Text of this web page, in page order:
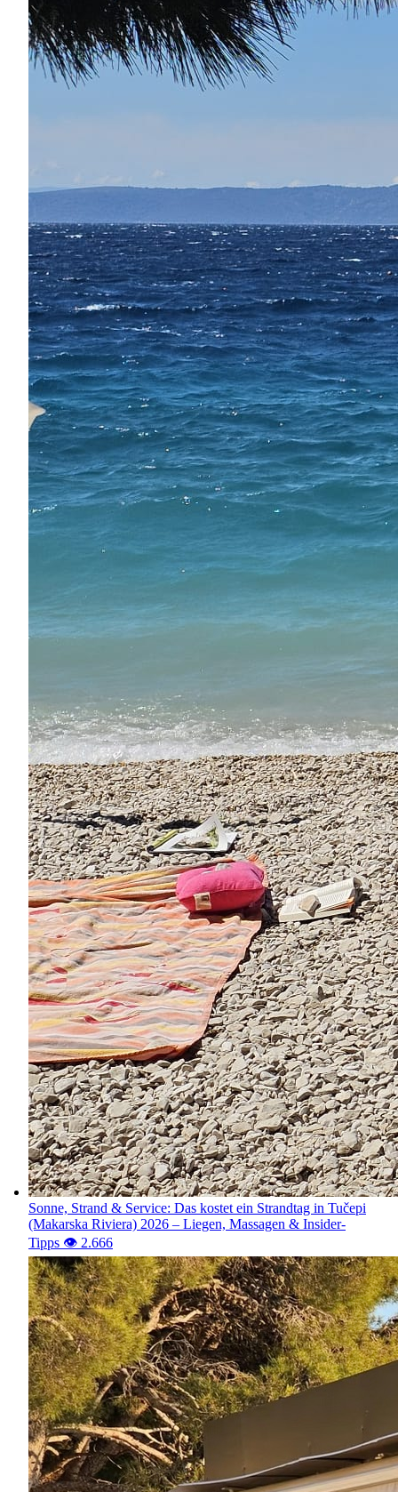
Sonne, Strand & Service: Das kostet ein Strandtag in Tučepi
(Makarska Riviera) 2026 – Liegen, Massagen & Insider-
Tipps 👁️ 2.668